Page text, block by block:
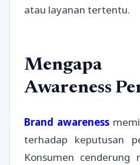
atau layanan tertentu.
Awareness
Brand awareness
terhadap keputusan
Konsumen cenderung